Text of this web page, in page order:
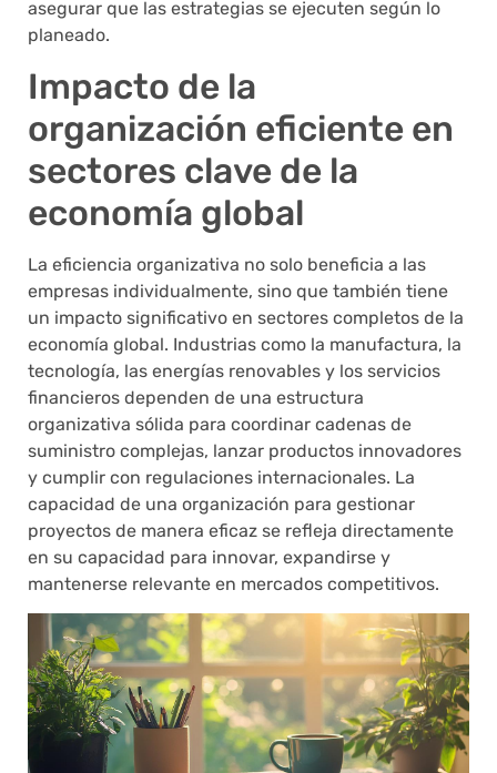
asegurar que las estrategias se ejecuten según lo
planeado.
Impacto de la
organización eficiente en
sectores clave de la
economía global
La eficiencia organizativa no solo beneficia a las
empresas individualmente, sino que también tiene
un impacto significativo en sectores completos de la
economía global. Industrias como la manufactura, la
tecnología, las energías renovables y los servicios
financieros dependen de una estructura
organizativa sólida para coordinar cadenas de
suministro complejas, lanzar productos innovadores
y cumplir con regulaciones internacionales. La
capacidad de una organización para gestionar
proyectos de manera eficaz se refleja directamente
en su capacidad para innovar, expandirse y
mantenerse relevante en mercados competitivos.